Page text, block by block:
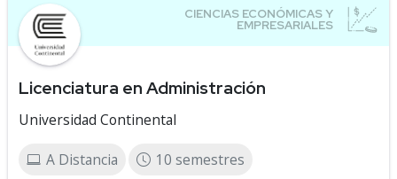
Licenciatura en Administración
Universidad Continental
A Distancia 10 semestres